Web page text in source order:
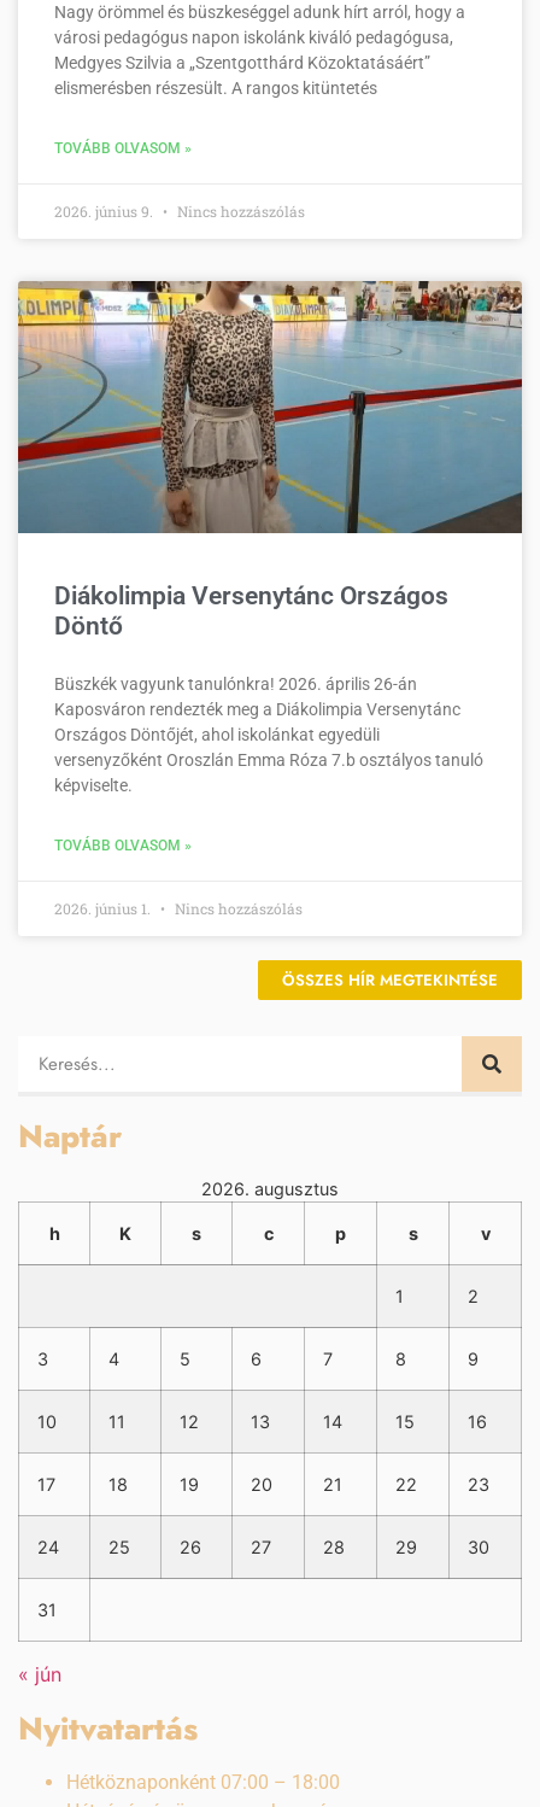
Nagy örömmel és büszkeséggel adunk hírt arról, hogy a
városi pedagógus napon iskolánk kiváló pedagógusa,
Medgyes Szilvia a „Szentgotthárd Közoktatásáért”
elismerésben részesült. A rangos kitüntetés
TOVÁBB OLVASOM »
2026. június 9. Nincs hozzászólás
Diákolimpia Versenytánc Országos
Döntő
Büszkék vagyunk tanulónkra! 2026. április 26-án
Kaposváron rendezték meg a Diákolimpia Versenytánc
Országos Döntőjét, ahol iskolánkat egyedüli
versenyzőként Oroszlán Emma Róza 7.b osztályos tanuló
képviselte.
TOVÁBB OLVASOM »
2026. június 1. Nincs hozzászólás
ÖSSZES HÍR MEGTEKINTÉSE
Naptár
2026. augusztus
h K s c p s v
1 2
3 4 5 6 7 8 9
10 11 12 13 14 15 16
17 18 19 20 21 22 23
24 25 26 27 28 29 30
31
« jún
Nyitvatartás
Hétköznaponként 07:00 – 18:00